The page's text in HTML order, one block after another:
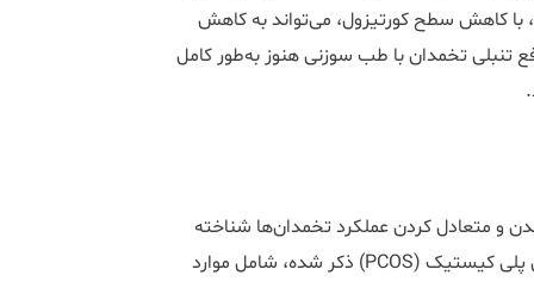
کاهش سطح کورتیزول، می‌تواند به کاهش
تنبلی تخمدان با طب سوزنی هنوز به‌طور کامل
و متعادل کردن عملکرد تخمدان‌ها شناخته
می‌شود. برخی از فوایدی که برای این روش در درمان سندرم تخمدان پلی کیستیک (PCOS) ذکر شده، شامل موارد